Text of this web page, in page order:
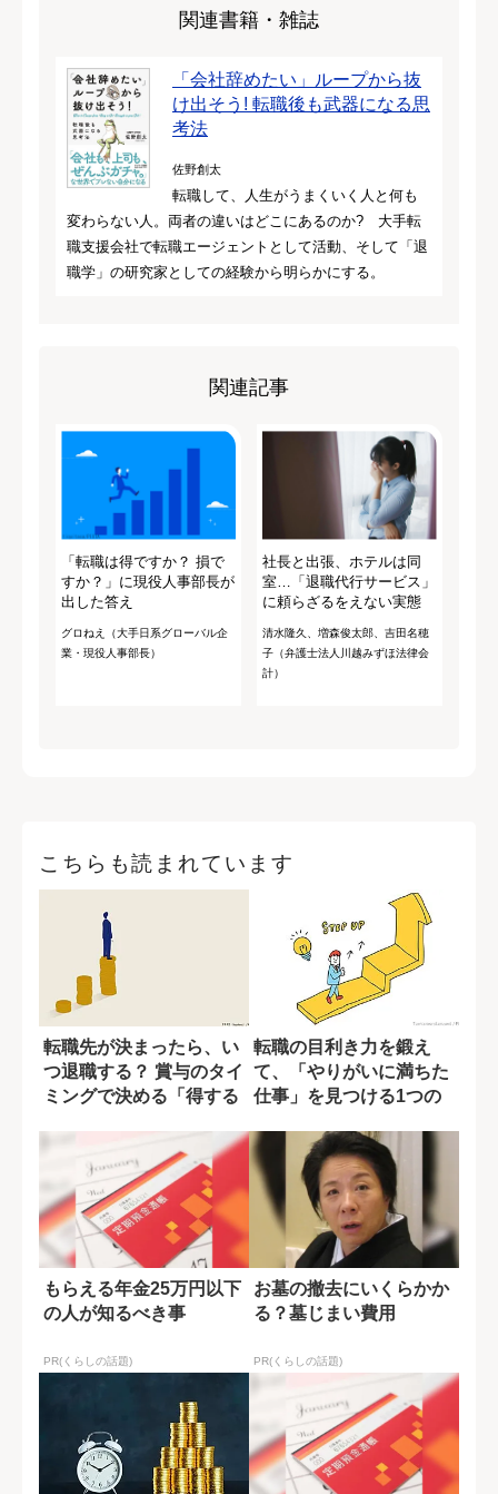
関連書籍・雑誌
「会社辞めたい」ループから抜
け出そう! 転職後も武器になる思
考法
佐野創太
転職して、人生がうまくいく人と何も
変わらない人。両者の違いはどこにあるのか? 大手転
職支援会社で転職エージェントとして活動、そして「退
職学」の研究家としての経験から明らかにする。
関連記事
「転職は得ですか？ 損で
すか？」に現役人事部長が
出した答え
グロねえ（大手日系グローバル企
業・現役人事部長）
社長と出張、ホテルは同
室…「退職代行サービス」
に頼らざるをえない実態
清水隆久、増森俊太郎、吉田名穂
子（弁護士法人川越みずほ法律会
計）
こちらも読まれています
転職先が決まったら、い
つ退職する？ 賞与のタイ
ミングで決める「得する
転職の目利き力を鍛え
て、「やりがいに満ちた
仕事」を見つける1つの
もらえる年金25万円以下
の人が知るべき事
PR(くらしの話題)
お墓の撤去にいくらかか
る？墓じまい費用
PR(くらしの話題)